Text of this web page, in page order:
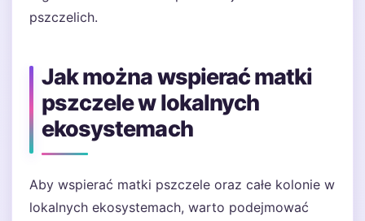
pszczelich.
Jak można wspierać matki
pszczele w lokalnych
ekosystemach
Aby wspierać matki pszczele oraz całe kolonie w
lokalnych ekosystemach, warto podejmować